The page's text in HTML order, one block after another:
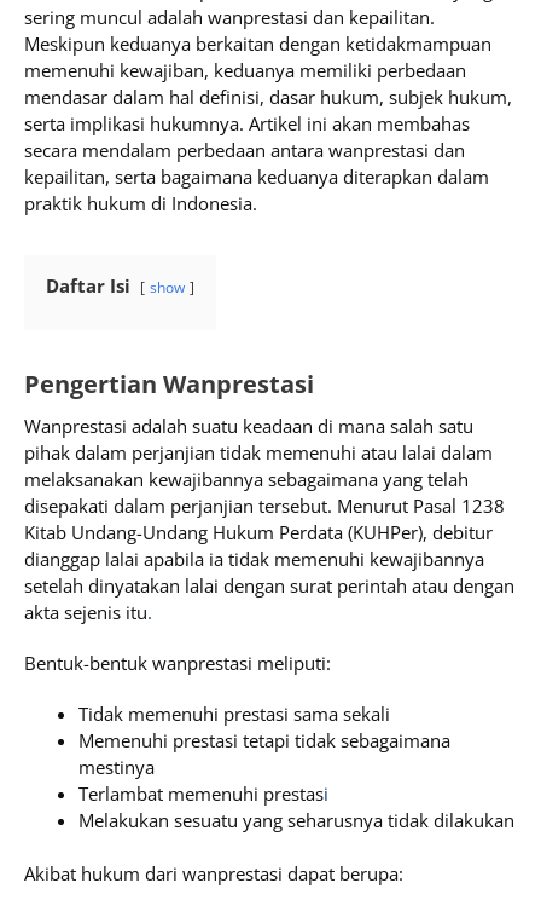
sering muncul adalah wanprestasi dan kepailitan.
Meskipun keduanya berkaitan dengan ketidakmampuan
memenuhi kewajiban, keduanya memiliki perbedaan
mendasar dalam hal definisi, dasar hukum, subjek hukum,
serta implikasi hukumnya. Artikel ini akan membahas
secara mendalam perbedaan antara wanprestasi dan
kepailitan, serta bagaimana keduanya diterapkan dalam
praktik hukum di Indonesia.
Daftar Isi show
Pengertian Wanprestasi
Wanprestasi adalah suatu keadaan di mana salah satu
pihak dalam perjanjian tidak memenuhi atau lalai dalam
melaksanakan kewajibannya sebagaimana yang telah
disepakati dalam perjanjian tersebut. Menurut Pasal 1238
Kitab Undang-Undang Hukum Perdata (KUHPer), debitur
dianggap lalai apabila ia tidak memenuhi kewajibannya
setelah dinyatakan lalai dengan surat perintah atau dengan
akta sejenis itu.
Bentuk-bentuk wanprestasi meliputi:
Tidak memenuhi prestasi sama sekali
Memenuhi prestasi tetapi tidak sebagaimana
mestinya
Terlambat memenuhi prestasi
Melakukan sesuatu yang seharusnya tidak dilakukan
Akibat hukum dari wanprestasi dapat berupa: